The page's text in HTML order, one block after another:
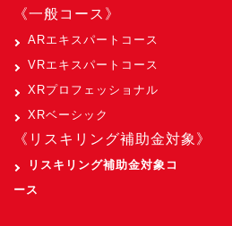
《一般コース》
ARエキスパートコース
VRエキスパートコース
XRプロフェッショナル
XRベーシック
《リスキリング補助金対象》
リスキリング補助金対象コ
ース